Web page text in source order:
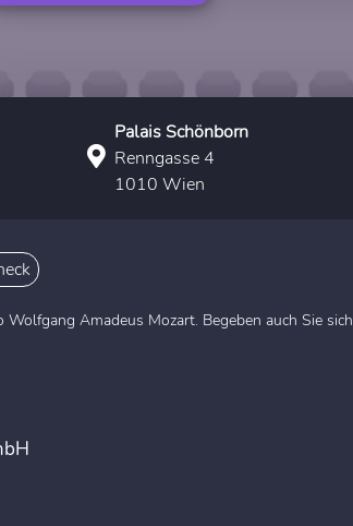
Palais Schönborn
Renngasse 4
1010 Wien
Amadeus Mozart. Begeben auch Sie sich